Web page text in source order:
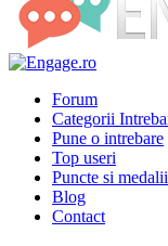
Forum
Categorii
Pune o intrebare
Top useri
Puncte si medalii
Blog
Contact